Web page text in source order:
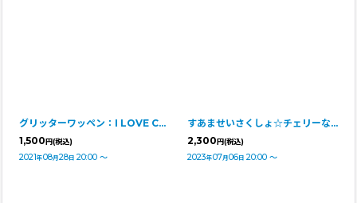
グリッターワッペン：I LOVE CAVALIER
1,500円(税込)
2021年08月28日 20:00 ～
すあませいさくしょ☆チェリーなリボンスヌード
2,300円(税込)
2023年07月06日 20:00 ～